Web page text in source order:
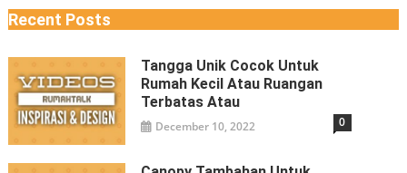
Recent Posts
Tangga Unik Cocok Untuk
Rumah Kecil Atau Ruangan
Terbatas Atau
December 10, 2022 0